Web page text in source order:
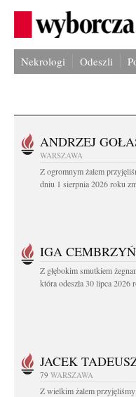
Nekrologi Odeszli
ANDRZEJ
WARSZAWA
Z ogromnym żalem
dniu 1 sierpnia 2026 roku
IGA
Z głębokim smutkiem
która odeszła 30 lipca
JACEK
79 WARSZAWA
Z wielkim żalem